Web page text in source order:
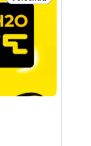
Status: Vorschau